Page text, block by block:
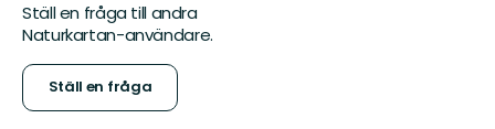
Ställ en fråga till andra
Naturkartan-användare.
Ställ en fråga